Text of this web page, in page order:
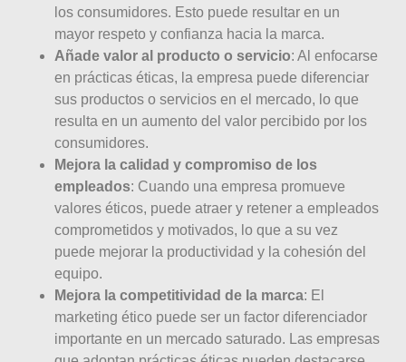
los consumidores. Esto puede resultar en un
mayor respeto y confianza hacia la marca.
Añade valor al producto o servicio: Al enfocarse
en prácticas éticas, la empresa puede diferenciar
sus productos o servicios en el mercado, lo que
resulta en un aumento del valor percibido por los
consumidores.
Mejora la calidad y compromiso de los
empleados: Cuando una empresa promueve
valores éticos, puede atraer y retener a empleados
comprometidos y motivados, lo que a su vez
puede mejorar la productividad y la cohesión del
equipo.
Mejora la competitividad de la marca: El
marketing ético puede ser un factor diferenciador
importante en un mercado saturado. Las empresas